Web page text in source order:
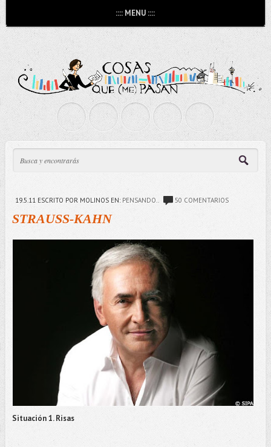
:::: MENU ::::
19.5.11 ESCRITO POR MOLINOS EN: PENSANDO.. 50 COMENTARIOS
STRAUSS-KAHN
Situación 1. Risas